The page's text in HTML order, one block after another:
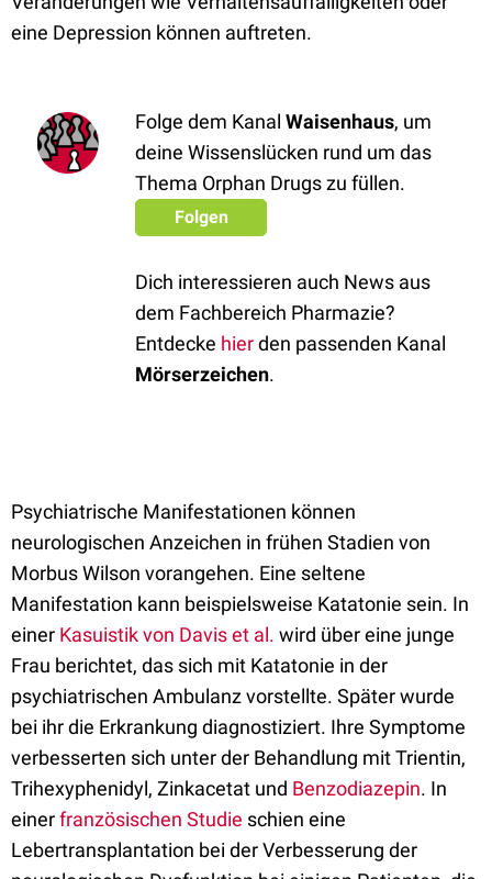
eine Depression können auftreten.
Folge dem Kanal Waisenhaus, um
deine Wissenslücken rund um das
Thema Orphan Drugs zu füllen.
Folgen
Dich interessieren auch News aus
dem Fachbereich Pharmazie?
Entdecke hierden passenden Kanal
Mörserzeichen.
Psychiatrische Manifestationen können
neurologischen Anzeichen in frühen Stadien von
Morbus Wilson vorangehen. Eine seltene
Manifestation kann beispielsweise Katatonie sein. In
einer Kasuistik von Davis et al. wird über eine junge
Frau berichtet, das sich mit Katatonie in der
psychiatrischen Ambulanz vorstellte. Später wurde
bei ihr die Erkrankung diagnostiziert. Ihre Symptome
verbesserten sich unter der Behandlung mit Trientin,
Trihexyphenidyl, Zinkacetat und Benzodiazepin. In
einerfranzösischen Studie schien eine
Lebertransplantation bei der Verbesserung der